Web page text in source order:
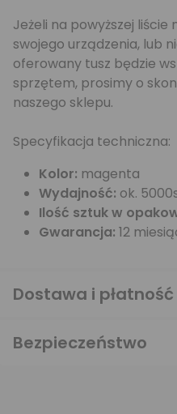
Jeżeli na powyższej liście
swojego urządzenia, lub
oferowany tusz będzie
sprzętem, prosimy o
naszego sklepu.
Specyfikacja techniczna:
Kolor: magenta
Wydajność: ok.
Ilość sztuk w
Gwarancja: 12
Dostawa i płatność
Bezpieczeństwo